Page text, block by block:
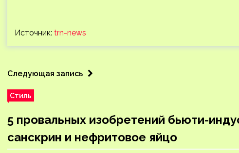
Источник: trn-news
Следующая запись
Стиль
5 провальных изобретений бьюти-
санскрин и нефритовое яйцо